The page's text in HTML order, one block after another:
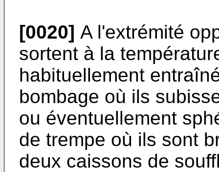
[0020] A l'extrémité
sortent à la
habituellement
bombage où ils
ou éventuellement
de trempe où ils sont
deux caissons de